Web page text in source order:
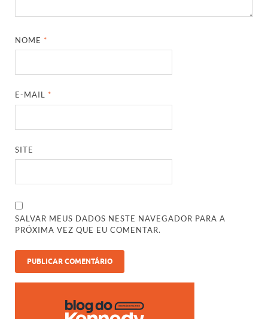
NOME*
E-MAIL*
SITE
SALVAR MEUS DADOS NESTE NAVEGADOR PARA A
PRÓXIMA VEZ QUE EU COMENTAR.